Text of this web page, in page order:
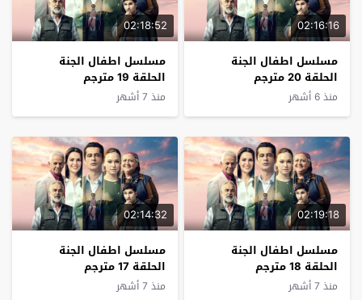
02:16:16
مسلسل اطفال الجنة
الحلقة 20 مترجم
منذ 6 أشهر
02:18:52
مسلسل اطفال الجنة
الحلقة 19 مترجم
منذ 7 أشهر
02:19:18
مسلسل اطفال الجنة
الحلقة 18 مترجم
منذ 7 أشهر
02:14:32
مسلسل اطفال الجنة
الحلقة 17 مترجم
منذ 7 أشهر